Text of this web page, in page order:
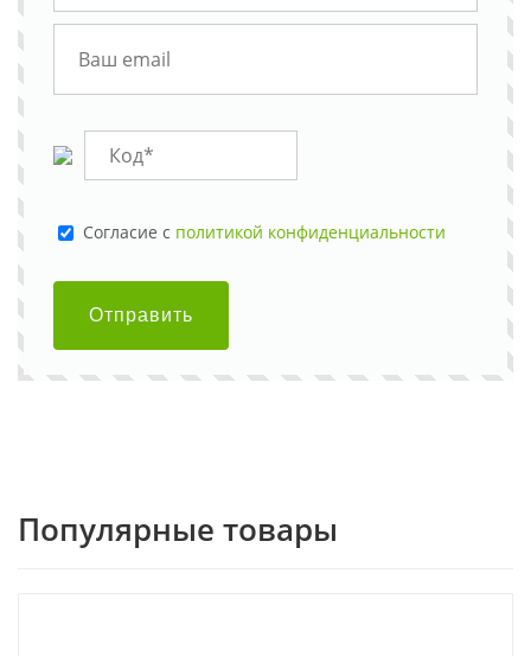
Cогласие с политикой конфиденциальности
Отправить
Популярные товары